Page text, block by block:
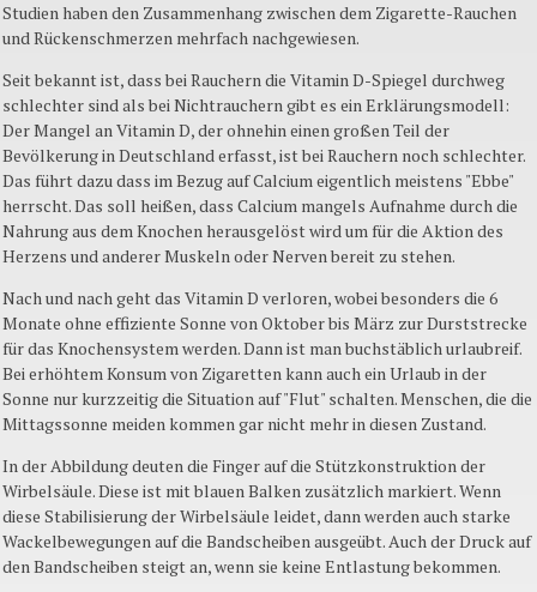
Studien haben den Zusammenhang zwischen dem Zigarette-Rauchen
und Rückenschmerzen mehrfach nachgewiesen.
Seit bekannt ist, dass bei Rauchern die Vitamin D-Spiegel durchweg
schlechter sind als bei Nichtrauchern gibt es ein Erklärungsmodell:
Der Mangel an Vitamin D, der ohnehin einen großen Teil der
Bevölkerung in Deutschland erfasst, ist bei Rauchern noch schlechter.
Das führt dazu dass im Bezug auf Calcium eigentlich meistens "Ebbe"
herrscht. Das soll heißen, dass Calcium mangels Aufnahme durch die
Nahrung aus dem Knochen herausgelöst wird um für die Aktion des
Herzens und anderer Muskeln oder Nerven bereit zu stehen.
Nach und nach geht das Vitamin D verloren, wobei besonders die 6
Monate ohne effiziente Sonne von Oktober bis März zur Durststrecke
für das Knochensystem werden. Dann ist man buchstäblich urlaubreif.
Bei erhöhtem Konsum von Zigaretten kann auch ein Urlaub in der
Sonne nur kurzzeitig die Situation auf "Flut" schalten. Menschen, die die
Mittagssonne meiden kommen gar nicht mehr in diesen Zustand.
In der Abbildung deuten die Finger auf die Stützkonstruktion der
Wirbelsäule. Diese ist mit blauen Balken zusätzlich markiert. Wenn
diese Stabilisierung der Wirbelsäule leidet, dann werden auch starke
Wackelbewegungen auf die Bandscheiben ausgeübt. Auch der Druck auf
den Bandscheiben steigt an, wenn sie keine Entlastung bekommen.